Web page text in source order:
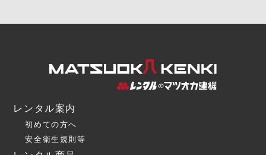
レンタル案内
初めての方へ
安全衛生規則等